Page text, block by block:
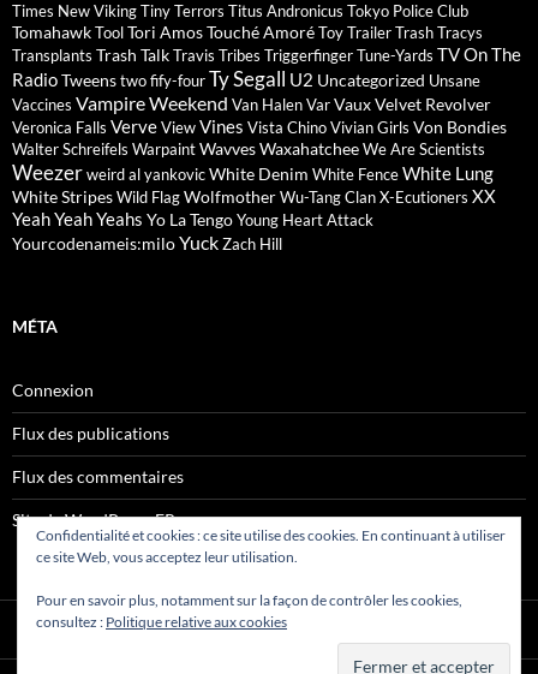
Times New VikingTiny Terrors Titus Andronicus Tokyo Police Club
TomahawkToolTori AmosTouché AmoréToyTrailer Trash Tracys
Transplants Trash TalkTravis Tribes TriggerfingerTune-Yards TV On The
RadioTweenstwo fify-fourTy Segall U2 Uncategorized Unsane
Vaccines Vampire Weekend Van HalenVarVauxVelvet Revolver
Veronica Falls VerveViewVines Vista ChinoVivian Girls Von Bondies
Walter Schreifels WarpaintWavvesWaxahatcheeWe Are Scientists
Weezerweird al yankovicWhite Denim White FenceWhite Lung
White StripesWild FlagWolfmotherWu-Tang ClanX-Ecutioners XX
Yeah Yeah Yeahs Yo La TengoYoung Heart Attack
Yourcodenameis:miloYuckZach Hill
MÉTA
Connexion
Flux des publications
Flux des commentaires
Site de WordPress-FR
Confidentialité et cookies : ce site utilise des cookies. En continuant à utiliser
ce site Web, vous acceptez leur utilisation.
Pour en savoir plus, notamment sur la façon de contrôler les cookies,
consultez : Politique relative aux cookies